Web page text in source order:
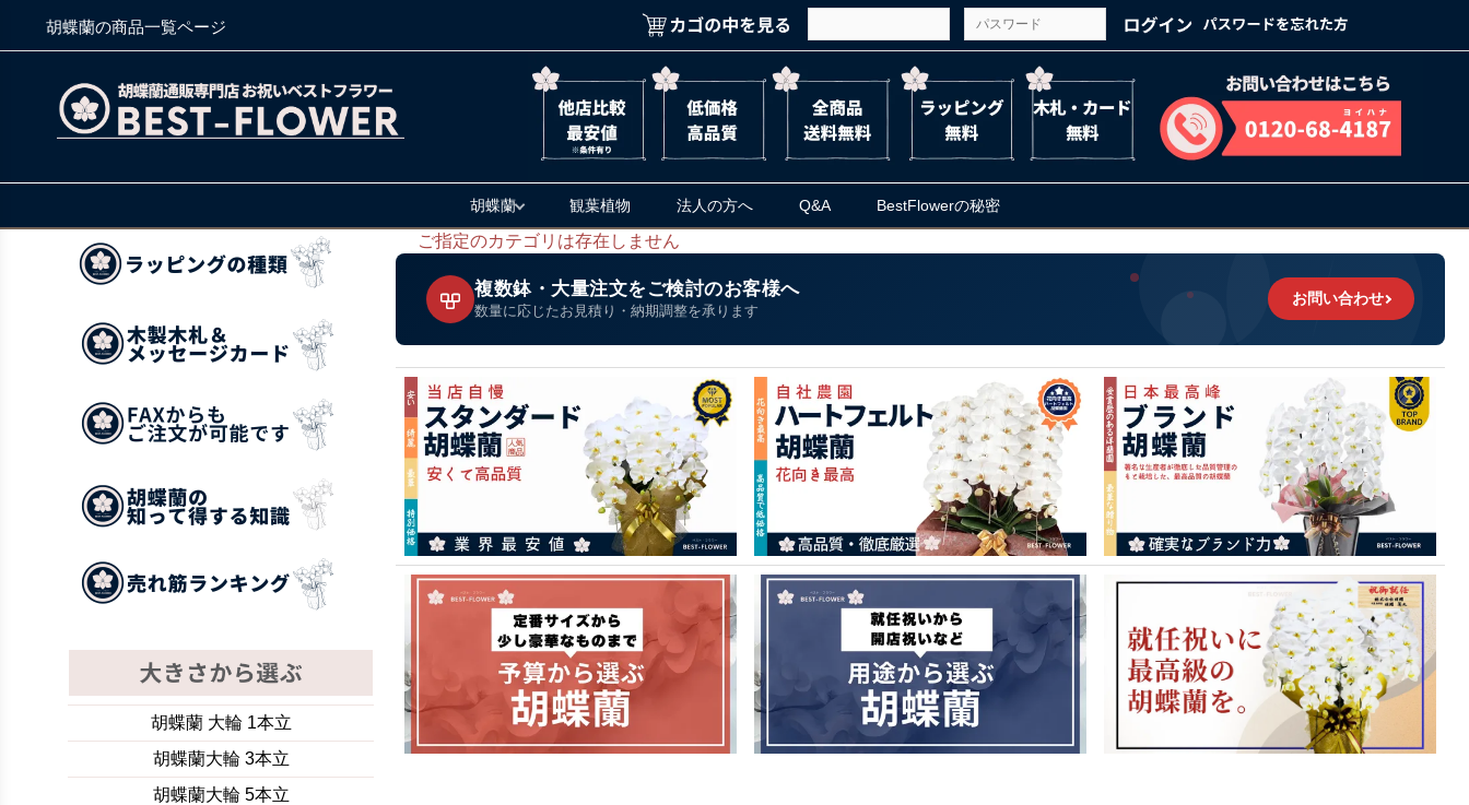
胡蝶蘭の商品一覧ページ
胡蝶蘭 観葉植物 法人の方へ Q&A BestFlowerの秘密
ご指定のカテゴリは存在しません
複数鉢・大量注文をご検討のお客様へ
数量に応じたお見積り・納期調整を承ります
お問い合わせ
胡蝶蘭 大輪 1本立
胡蝶蘭大輪 3本立
胡蝶蘭大輪 5本立